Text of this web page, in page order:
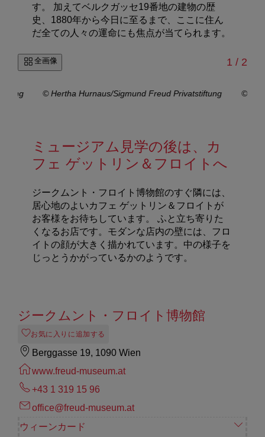
す。 加えてベルクガッセ19番地の建物の歴
史、1880年から今日に至るまで、ここに住ん
だ全ての人々の運命にも焦点が当てられます。
全画像 1 // 2
© Hertha Hurnaus/Sigmund Freud Privatstiftung ©
ミュージアム見学の後は、カ
フェ ゲットリン＆フロイトへ
ジークムント・フロイト博物館のすぐ隣には、
居心地のよいカフェ ゲットリン＆フロイトが
お客様をお待ちしています。 ふと立ち寄りた
くなるお店です。モダンな店内の壁には、フロ
イトの顔が大きく描かれています。中の様子を
じっとうかがっているかのようです。
ジークムント・フロイト博物館
お気に入りに追加する
Berggasse 19, 1090 Wien
www.freud-museum.at
+43 1 319 15 96
office@freud-museum.at
ウィーンカード